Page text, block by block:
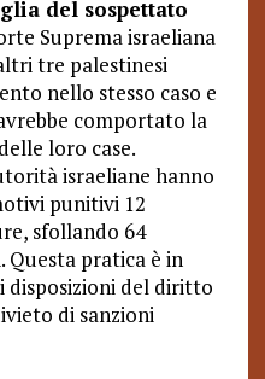
del sospettato
Suprema israeliana
tre palestinesi
nello stesso caso e
comportato la
loro case.
israeliane hanno
punitivi 12
sfollando 64
Questa pratica è in
disposizioni del diritto
di sanzioni